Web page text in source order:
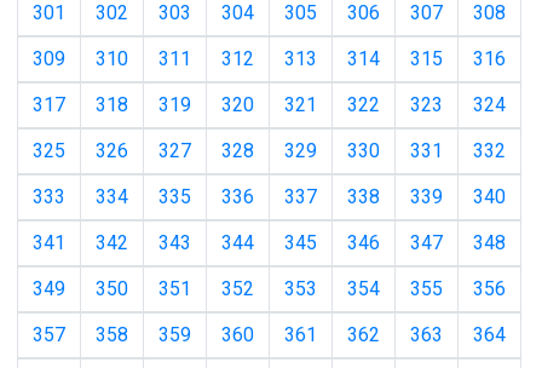
301
302 303 304 305 306 307
308
309
310 311 312 313 314 315
316
317
318 319 320 321 322 323
324
325
326 327 328 329 330 331
332
333
334 335 336 337 338 339
340
341
342 343 344 345 346 347
348
349
350 351 352 353 354 355
356
357
358 359 360 361 362 363
364